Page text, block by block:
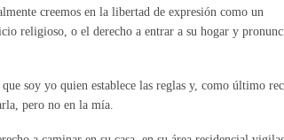
creemos en la libertad de expresión como un
religioso, o el derecho a entrar a su hogar y
soy yo quien establece las reglas y, como último
pero no en la mía.